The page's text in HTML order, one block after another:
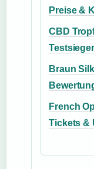
Preise &
CBD
Braun
French
Tickets &